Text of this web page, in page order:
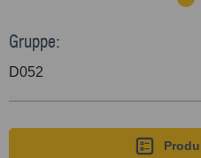
Gruppe:
D052